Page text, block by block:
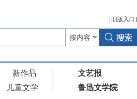
[ 旧版 入口]
新作品
儿童文学
文艺报
鲁迅文学院